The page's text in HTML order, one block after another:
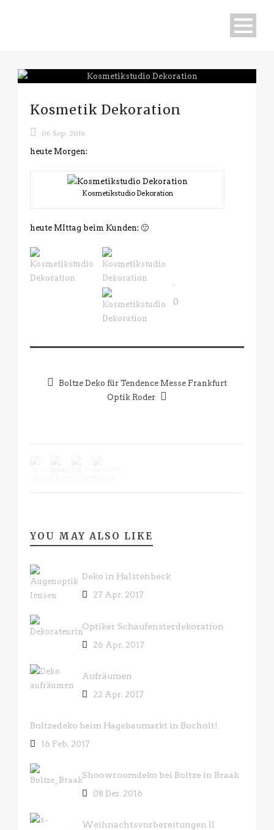
Kosmetik Dekoration
06 Sep. 2016
heute Morgen:
Kosmetikstudio Dekoration
heute MIttag beim Kunden: 🙂
0
Boltze Deko für Tendence Messe Frankfurt
Optik Roder
YOU MAY ALSO LIKE
Deko in Halstenbeck
27 Apr. 2017
Optiker Schaufensterdekoration
26 Apr. 2017
Aufräumen
22 Apr. 2017
Boltzedeko beim Hagebaumarkt in Bocholt!
16 Feb. 2017
Shoowroomdeko bei Boltze in Braak
08 Dez. 2016
Weihnachtsvorbereitungen II